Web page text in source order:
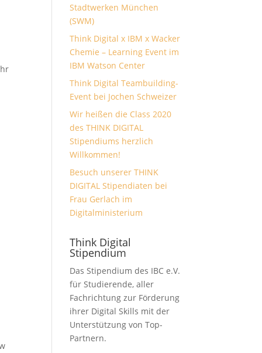
Stadtwerken München
(SWM)
Think Digital x IBM x Wacker
Chemie – Learning Event im
IBM Watson Center
Think Digital Teambuilding-
Event bei Jochen Schweizer
Wir heißen die Class 2020
des THINK DIGITAL
Stipendiums herzlich
Willkommen!
Besuch unserer THINK
DIGITAL Stipendiaten bei
Frau Gerlach im
Digitalministerium
Think Digital
Stipendium
Das Stipendium des IBC e.V.
für Studierende, aller
Fachrichtung zur Förderung
ihrer Digital Skills mit der
Unterstützung von Top-
Partnern.